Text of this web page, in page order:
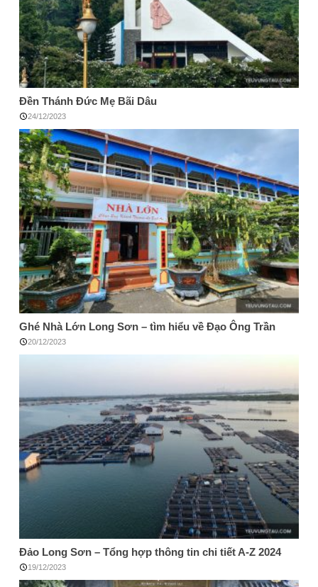
Đền Thánh Đức Mẹ Bãi Dâu
24/12/2023
Ghé Nhà Lớn Long Sơn – tìm hiểu về Đạo Ông Trần
20/12/2023
Đảo Long Sơn – Tổng hợp thông tin chi tiết A-Z 2024
19/12/2023